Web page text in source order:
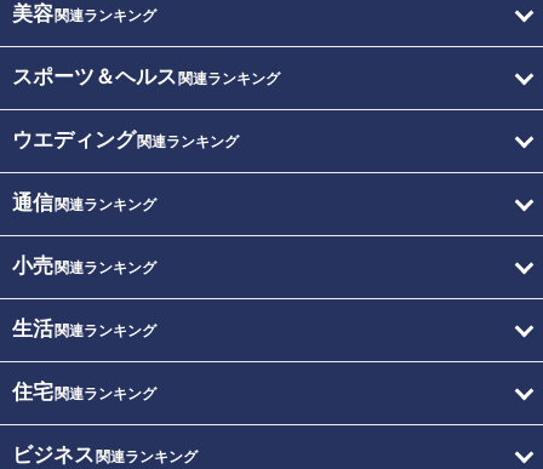
美容関連ランキング
スポーツ＆ヘルス 関連ランキング
ウエディング関連ランキング
通信関連ランキング
小売関連ランキング
生活関連ランキング
住宅関連ランキング
ビジネス 関連ランキング